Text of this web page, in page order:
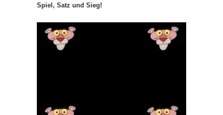
Spiel, Satz und Sieg!